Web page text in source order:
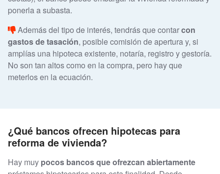
ponerla a subasta.
Además del tipo de interés, tendrás que contarcon
gastos de tasación, posible comisión de apertura y, si
amplías una hipoteca existente, notaría, registro y gestoría.
No son tan altos como en la compra, pero hay que
meterlos en la ecuación.
¿Qué bancos ofrecen hipotecas para
reforma de vivienda?
Hay muy pocos bancos que ofrezcan abiertamente